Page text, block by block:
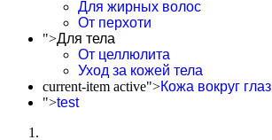
Для жирных волос
От перхоти
">Для тела
От целлюлита
Уход за кожей тела
current-item active">Кожа вокруг глаз
">test